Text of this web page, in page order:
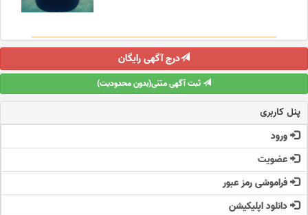
درج آگهی رایگان
ثبت آگهی متنی(بدون محدودیت)
پنل کاربری
ورود
عضویت
فراموشی رمز عبور
دانلود اپلیکیشن